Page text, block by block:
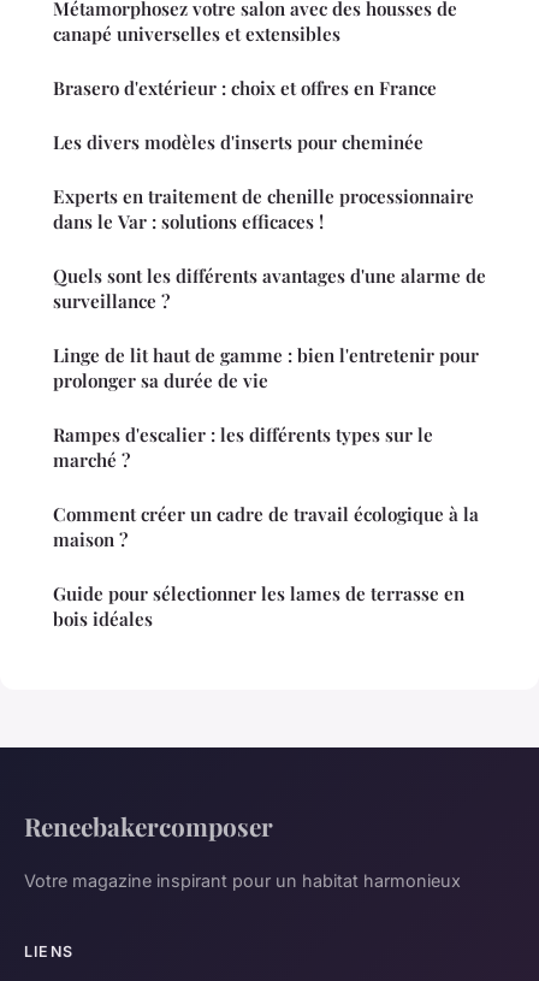
Métamorphosez votre salon avec des housses de
canapé universelles et extensibles
Brasero d'extérieur : choix et offres en France
Les divers modèles d'inserts pour cheminée
Experts en traitement de chenille processionnaire
dans le Var : solutions efficaces !
Quels sont les différents avantages d'une alarme de
surveillance ?
Linge de lit haut de gamme : bien l'entretenir pour
prolonger sa durée de vie
Rampes d'escalier : les différents types sur le
marché ?
Comment créer un cadre de travail écologique à la
maison ?
Guide pour sélectionner les lames de terrasse en
bois idéales
Reneebakercomposer
Votre magazine inspirant pour un habitat harmonieux
LIENS